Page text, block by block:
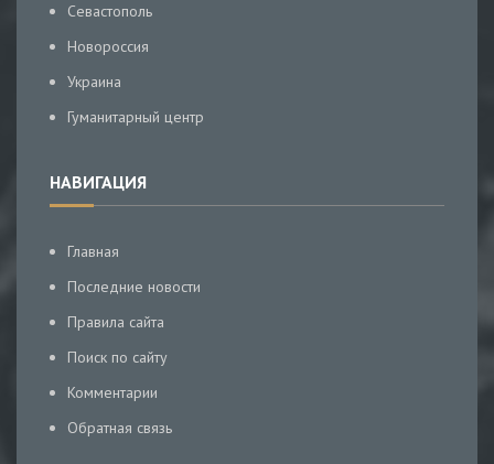
Севастополь
Новороссия
Украина
Гуманитарный центр
НАВИГАЦИЯ
Главная
Последние новости
Правила сайта
Поиск по сайту
Комментарии
Обратная связь